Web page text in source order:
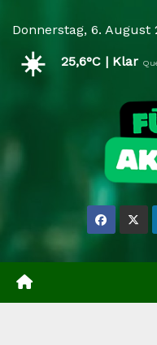
content
Donnerstag, 6. August
☀️ 25,6°C | Klar